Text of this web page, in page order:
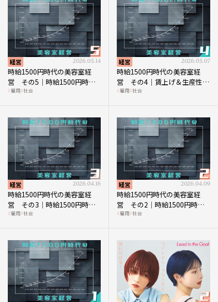
経営 2026.05.14
時給1500円時代の美容室経
営 その5｜時給1500円時代
の到来は美容業の収益構造を
雇用 社会
経営 2026.05.07
時給1500円時代の美容室経
営 その4｜賃上げ＆生産性向
上につなげる賢い助成金活用
雇用 社会
経営 2026.04.16
時給1500円時代の美容室経
営 その3｜時給1500円時
代、美容業はどのような影響
雇用 社会
経営 2026.04.09
時給1500円時代の美容室経
営 その2｜時給1500円時代
に支払う給与はいくらなのか
雇用 社会